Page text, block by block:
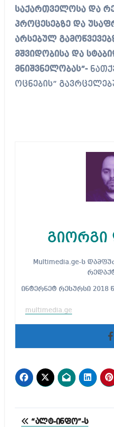
საქართველოსა და
პროცესებზე და
არსებულ
მშვიდობისა და
მნიშვნელობას”-
ოცნების”
გიორგი
Multimedia.ge-ს დამფუძნებელი და მთავარი
ინტერნეტ რესურსი 2018
multimedia.ge
პოსტის
“ალტ-ინფო”-ს